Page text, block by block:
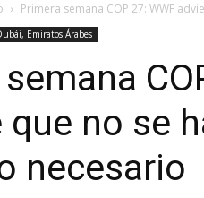
Primera semana COP 27: WWF
Emiratos Árabes
no se
necesario